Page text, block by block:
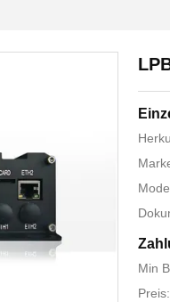
Min